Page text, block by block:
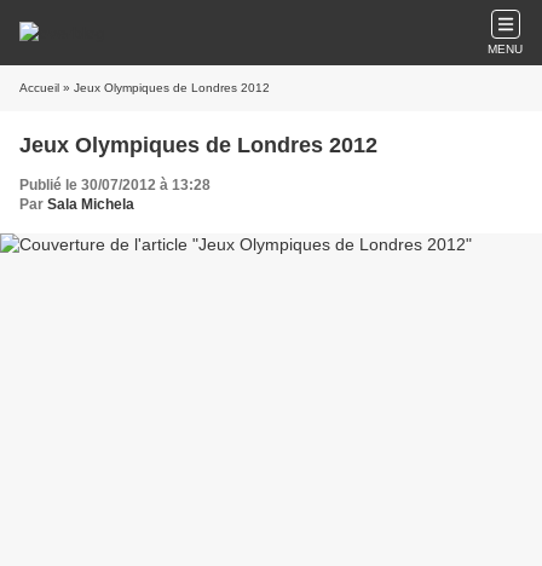
MENU
Accueil » Jeux Olympiques de Londres 2012
Jeux Olympiques de Londres 2012
Publié le 30/07/2012 à 13:28
Par Sala Michela